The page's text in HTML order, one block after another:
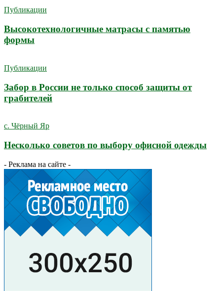
Публикации
Высокотехнологичные матрасы с памятью
формы
Публикации
Забор в России не только способ защиты от
грабителей
с. Чёрный Яр
Несколько советов по выбору офисной одежды
- Реклама на сайте -